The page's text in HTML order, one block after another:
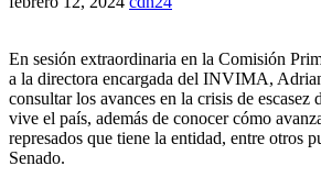
En sesión extraordinaria en la Comisión
a la directora encargada del INVIMA,
consultar los avances en la crisis de escasez
vive el país, además de conocer cómo
represados que tiene la entidad, entre otros
Senado.